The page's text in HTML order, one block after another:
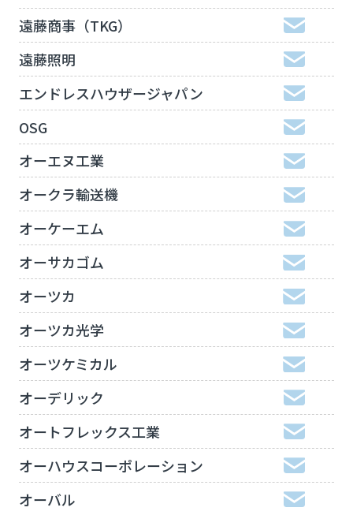
遠藤商事（TKG）
遠藤照明
エンドレスハウザージャパン
OSG
オーエヌ工業
オークラ輸送機
オーケーエム
オーサカゴム
オーツカ
オーツカ光学
オーツケミカル
オーデリック
オートフレックス工業
オーハウスコーポレーション
オーバル